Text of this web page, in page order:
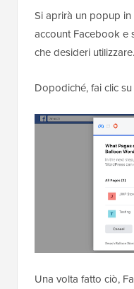
Si aprirà un popup
account Facebook e
che desideri utilizzare.
Dopodiché, fai clic su
Una volta fatto ciò,